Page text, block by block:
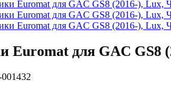
Euromat для GAC GS8